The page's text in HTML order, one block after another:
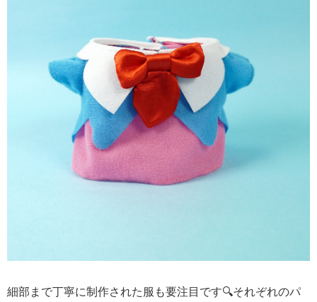
細部まで丁寧に制作された服も要注目です🔍それぞれのパ